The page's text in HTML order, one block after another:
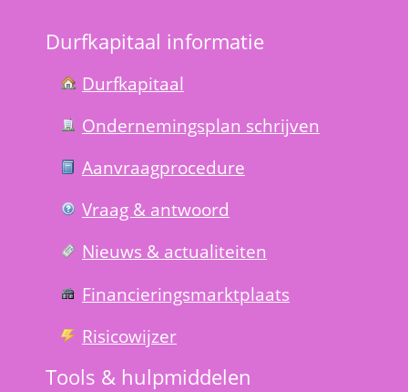
Durfkapitaal informatie
Durfkapitaal
Ondernemings­plan schrijven
Aanvraag­procedure
Vraag & antwoord
Nieuws & actualiteiten
Financierings­markt­plaats
Risico­wijzer
Tools & hulp­middelen